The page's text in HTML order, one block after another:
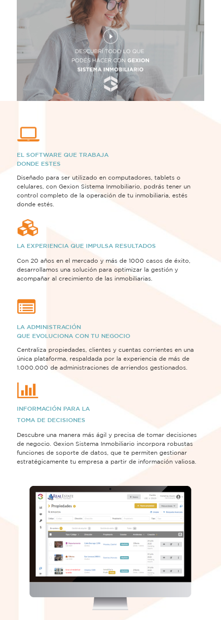
EL SOFTWARE QUE TRABAJA
DONDE ESTES
Diseñado para ser utilizado en computadores, tablets o
celulares, con Gexion Sistema Inmobiliario, podrás tener un
control completo de la operación de tu inmobiliaria, estés
donde estés.
LA EXPERIENCIA QUE IMPULSA RESULTADOS
Con 20 años en el mercado y más de 1000 casos de éxito,
desarrollamos una solución para optimizar la gestión y
acompañar al crecimiento de las inmobiliarias.
LA ADMINISTRACIÓN
QUE EVOLUCIONA CON TU NEGOCIO
Centraliza propiedades, clientes y cuentas corrientes en una
única plataforma, respaldada por la experiencia de más de
1.000.000 de administraciones de arriendos gestionados.
INFORMACIÓN PARA LA
TOMA DE DECISIONES
Descubre una manera más ágil y precisa de tomar decisiones
de negocio. Gexion Sistema Inmobiliario incorpora robustas
funciones de soporte de datos, que te permiten gestionar
estratégicamente tu empresa a partir de información valiosa.